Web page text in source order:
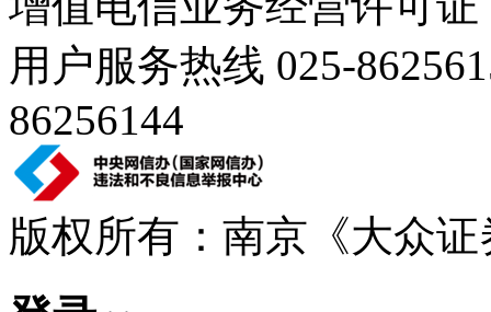
用户服务热线 025-
86256144
版权所有：南京《大众